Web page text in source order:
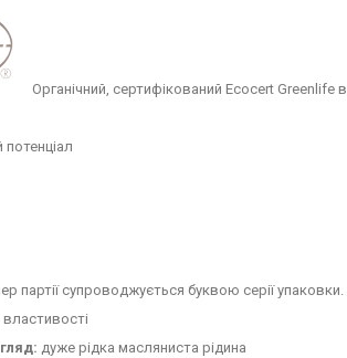
Органічний, сертифікований Ecocert Greenlife
партії супроводжується буквою серії упаковки.
дуже рідка масляниста рідина